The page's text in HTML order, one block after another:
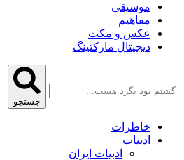
موسیقی
مفاهیم
عکس و مکث
دیجیتال مارکتینگ
جستجو
خاطرات
ادبیات
ادبیات ایران